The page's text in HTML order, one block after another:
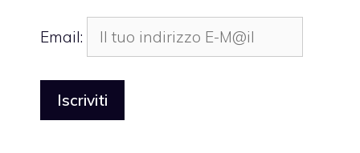
Email: